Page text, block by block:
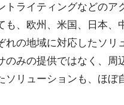
トライティングなどのア
も、欧州、米国、日本
れの地域に対応したソリ
のみの提供ではなく、
ソリューションも、ほぼ